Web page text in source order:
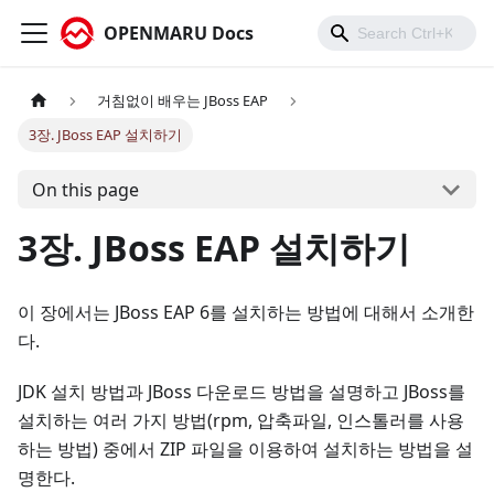
OPENMARU Docs
거침없이 배우는 JBoss EAP
3장. JBoss EAP 설치하기
On this page
3장. JBoss EAP 설치하기
이 장에서는 JBoss EAP 6를 설치하는 방법에 대해서 소개한
다.
JDK 설치 방법과 JBoss 다운로드 방법을 설명하고 JBoss를
설치하는 여러 가지 방법(rpm, 압축파일, 인스톨러를 사용
하는 방법) 중에서 ZIP 파일을 이용하여 설치하는 방법을 설
명한다.